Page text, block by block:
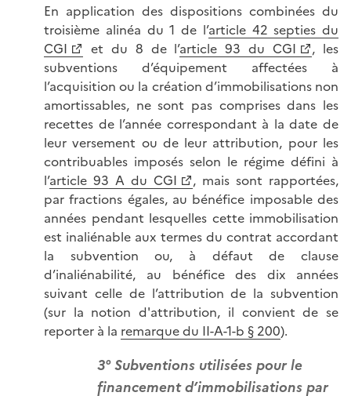
En application des dispositions combinées du
troisième alinéa du 1 de l’article 42 septies du
CGI
et du 8 de l’article 93 du CGI
, les
subventions d’équipement affectées à
l’acquisition ou la création d’immobilisations non
amortissables, ne sont pas comprises dans les
recettes de l’année correspondant à la date de
leur versement ou de leur attribution, pour les
contribuables imposés selon le régime défini à
l’article 93 A du CGI
, mais sont rapportées,
par fractions égales, au bénéfice imposable des
années pendant lesquelles cette immobilisation
est inaliénable aux termes du contrat accordant
la subvention ou, à défaut de clause
d’inaliénabilité, au bénéfice des dix années
suivant celle de l’attribution de la subvention
(sur la notion d'attribution, il convient de se
reporter à la remarque du II-A-1-b § 200).
3° Subventions utilisées pour le
financement d’immobilisations par